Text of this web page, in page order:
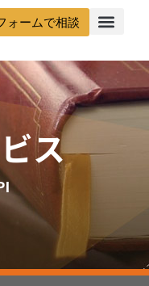
ォームで相談
ス